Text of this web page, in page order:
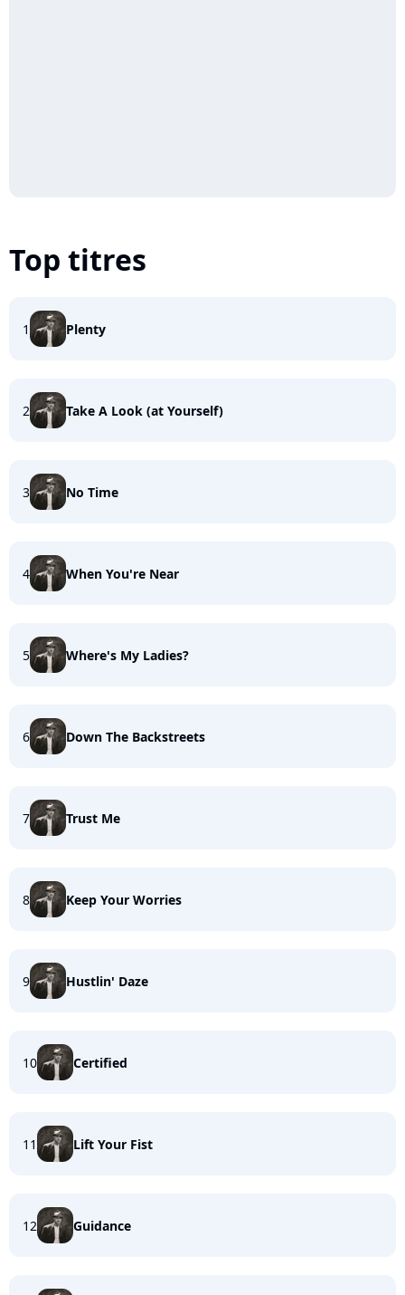
Top titres
1 Plenty
2 Take A Look (at Yourself)
3 No Time
4 When You're Near
5 Where's My Ladies?
6 Down The Backstreets
7 Trust Me
8 Keep Your Worries
9 Hustlin' Daze
10 Certified
11 Lift Your Fist
12 Guidance